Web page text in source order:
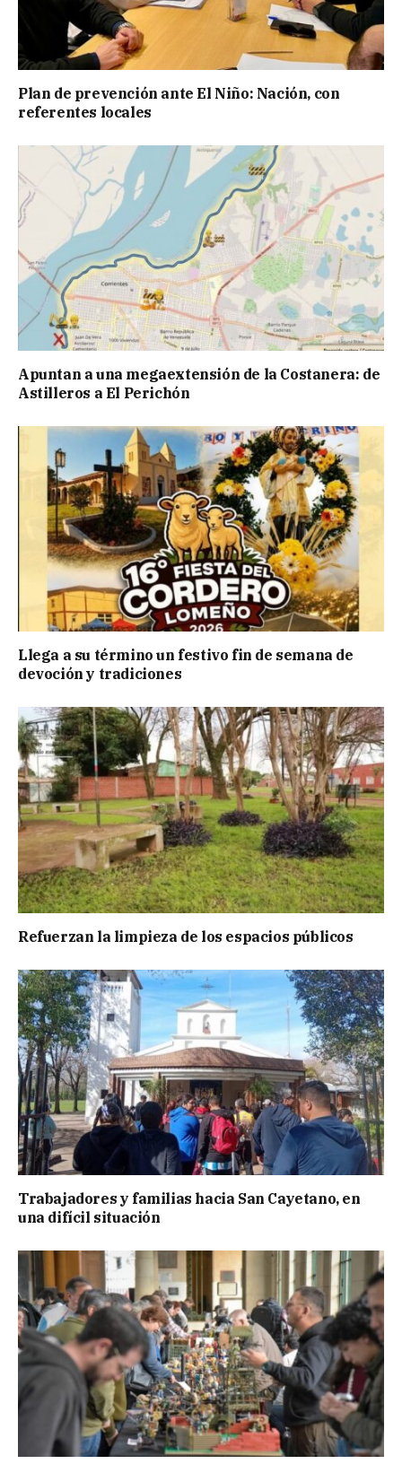
Plan de prevención ante El Niño: Nación, con
referentes locales
Apuntan a una megaextensión de la Costanera: de
Astilleros a El Perichón
Llega a su término un festivo fin de semana de
devoción y tradiciones
Refuerzan la limpieza de los espacios públicos
Trabajadores y familias hacia San Cayetano, en
una difícil situación